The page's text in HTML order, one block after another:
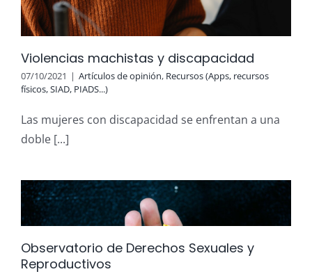
Violencias machistas y discapacidad
07/10/2021 | Artículos de opinión, Recursos (Apps, recursos
físicos, SIAD, PIADS...)
Las mujeres con discapacidad se enfrentan a una
doble [...]
Observatorio de Derechos Sexuales y
Reproductivos